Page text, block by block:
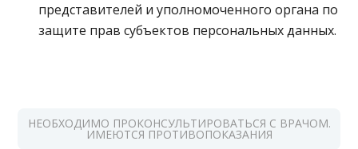
представителей и уполномоченного органа по
защите прав субъектов персональных данных.
НЕОБХОДИМО ПРОКОНСУЛЬТИРОВАТЬСЯ С ВРАЧОМ.
ИМЕЮТСЯ ПРОТИВОПОКАЗАНИЯ